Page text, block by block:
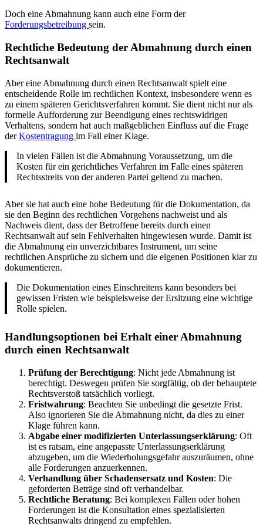
Doch eine Abmahnung kann auch eine Form der
Forderungsbetreibung sein.
Rechtliche Bedeutung der Abmahnung durch einen
Rechtsanwalt
Aber eine Abmahnung durch einen Rechtsanwalt spielt eine
entscheidende Rolle im rechtlichen Kontext, insbesondere wenn es
zu einem späteren Gerichtsverfahren kommt. Sie dient nicht nur als
formelle Aufforderung zur Beendigung eines rechtswidrigen
Verhaltens, sondern hat auch maßgeblichen Einfluss auf die Frage
derKostentragung im Fall einer Klage.
In vielen Fällen ist die Abmahnung Voraussetzung, um die
Kosten für ein gerichtliches Verfahren im Falle eines späteren
Rechtsstreits von der anderen Partei geltend zu machen.
Aber sie hat auch eine hohe Bedeutung für die Dokumentation, da
sie den Beginn des rechtlichen Vorgehens nachweist und als
Nachweis dient, dass der Betroffene bereits durch einen
Rechtsanwalt auf sein Fehlverhalten hingewiesen wurde. Damit ist
die Abmahnung ein unverzichtbares Instrument, um seine
rechtlichen Ansprüche zu sichern und die eigenen Positionen klar zu
dokumentieren.
Die Dokumentation eines Einschreitens kann besonders bei
gewissen Fristen wie beispielsweise der Ersitzung eine wichtige
Rolle spielen.
Handlungsoptionen bei Erhalt einer Abmahnung
durch einen Rechtsanwalt
Prüfung der Berechtigung: Nicht jede Abmahnung ist
berechtigt. Deswegen prüfen Sie sorgfältig, ob der behauptete
Rechtsverstoß tatsächlich vorliegt.
Fristwahrung: Beachten Sie unbedingt die gesetzte Frist.
Also ignorieren Sie die Abmahnung nicht, da dies zu einer
Klage führen kann.
Abgabe einer modifizierten Unterlassungserklärung: Oft
ist es ratsam, eine angepasste Unterlassungserklärung
abzugeben, um die Wiederholungsgefahr auszuräumen, ohne
alle Forderungen anzuerkennen.
Verhandlung über Schadensersatz und Kosten: Die
geforderten Beträge sind oft verhandelbar.
Rechtliche Beratung: Bei komplexen Fällen oder hohen
Forderungen ist die Konsultation eines spezialisierten
Rechtsanwalts dringend zu empfehlen.